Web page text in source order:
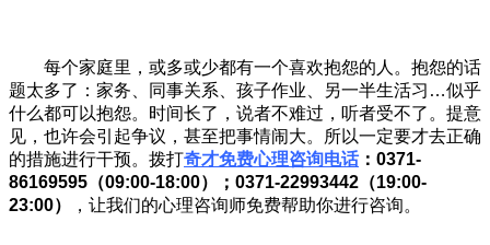
每个家庭里，或多或少都有一个喜欢抱怨的人。抱怨的话
题太多了：家务、同事关系、孩子作业、另一半生活习…似乎
什么都可以抱怨。时间长了，说者不难过，听者受不了。提意
见，也许会引起争议，甚至把事情闹大。所以一定要才去正确
的措施进行干预。拨打奇才免费心理咨询电话：0371-
86169595（09:00-18:00）；0371-22993442（19:00-
23:00）
，让我们的心理咨询师免费帮助你进行咨询。